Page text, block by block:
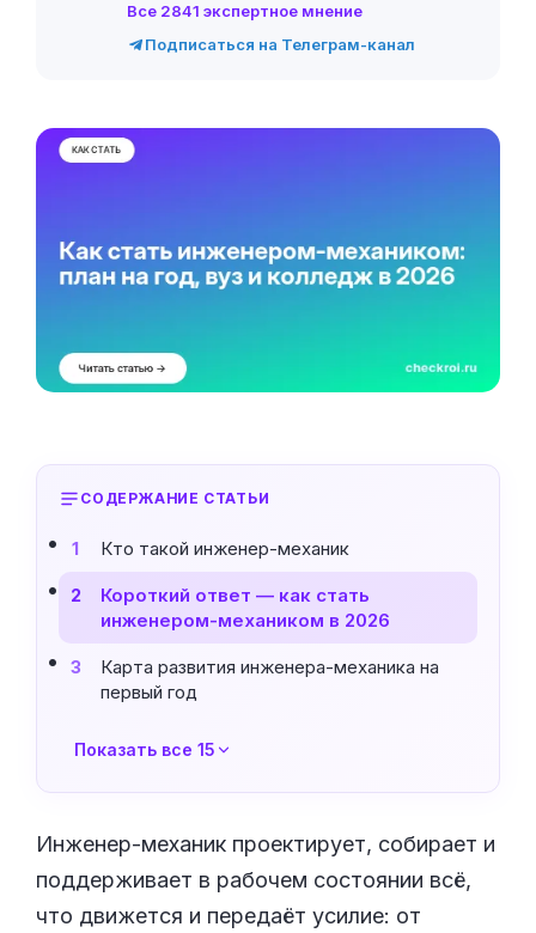
Все 2841 экспертное мнение
Подписаться на Телеграм-канал
СОДЕРЖАНИЕ СТАТЬИ
1 Кто такой инженер-механик
2
Короткий ответ — как стать
инженером-механиком в 2026
3
Карта развития инженера-механика на
первый год
Показать все 15
Инженер-механик проектирует, собирает и
поддерживает в рабочем состоянии всё,
что движется и передаёт усилие: от